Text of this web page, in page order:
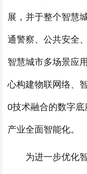
展，并于整个智慧
通警察、公共安全
智慧城市多场景应
心构建物联网络、
0技术融合的数字
产业全面智能化。
为进一步优化智